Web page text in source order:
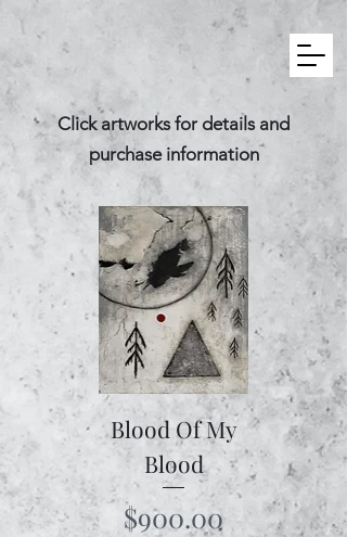
Click artworks for details and
purchase information
Blood Of My
Blood
Price
$900.00